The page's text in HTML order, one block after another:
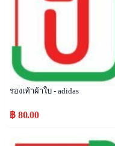
รองเท้าผ้าใบ - adidas
฿ 80.00